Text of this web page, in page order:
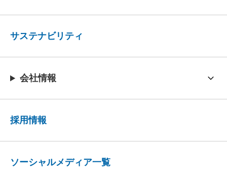
サステナビリティ
会社情報
採用情報
ソーシャルメディア一覧